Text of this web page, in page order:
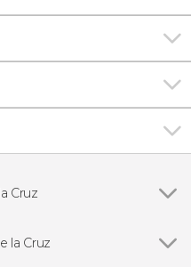
Cruz
la Cruz